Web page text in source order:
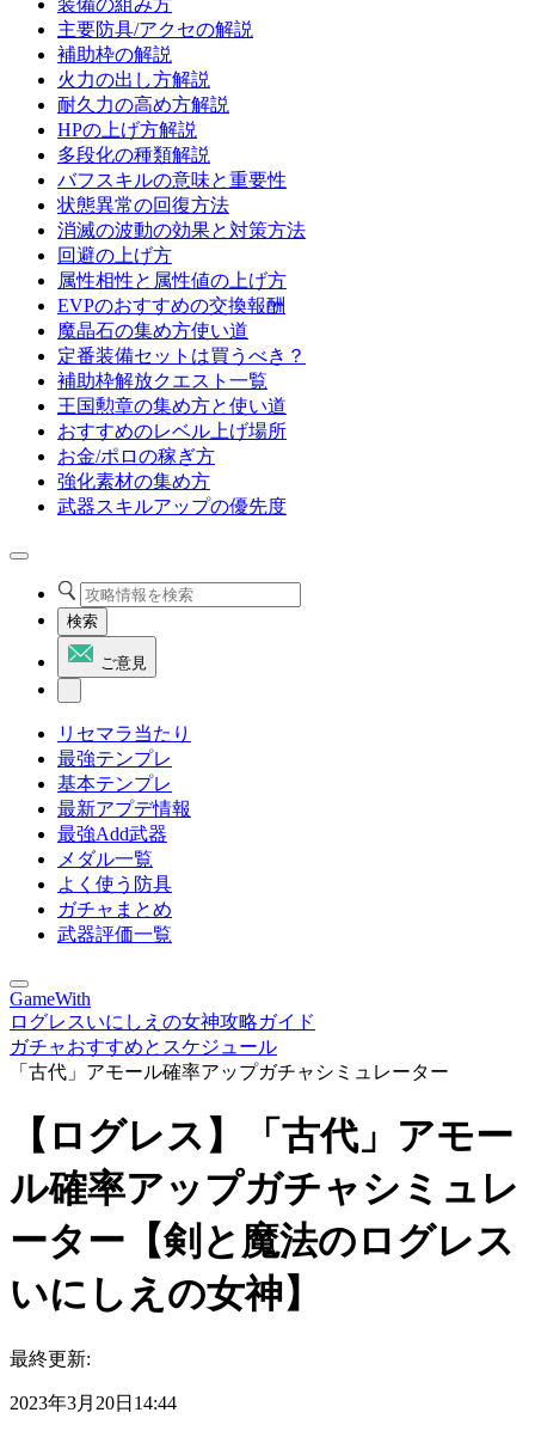
装備の組み方
主要防具/アクセの解説
補助枠の解説
火力の出し方解説
耐久力の高め方解説
HPの上げ方解説
多段化の種類解説
バフスキルの意味と重要性
状態異常の回復方法
消滅の波動の効果と対策方法
回避の上げ方
属性相性と属性値の上げ方
EVPのおすすめの交換報酬
魔晶石の集め方使い道
定番装備セットは買うべき？
補助枠解放クエスト一覧
王国勲章の集め方と使い道
おすすめのレベル上げ場所
お金/ポロの稼ぎ方
強化素材の集め方
武器スキルアップの優先度
検索
ご意見
リセマラ当たり
最強テンプレ
基本テンプレ
最新アプデ情報
最強Add武器
メダル一覧
よく使う防具
ガチャまとめ
武器評価一覧
GameWith
ログレスいにしえの女神攻略ガイド
ガチャおすすめとスケジュール
「古代」アモール確率アップガチャシミュレーター
【ログレス】「古代」アモー
ル確率アップガチャシミュレ
ーター【剣と魔法のログレス
いにしえの女神】
最終更新:
2023年3月20日14:44